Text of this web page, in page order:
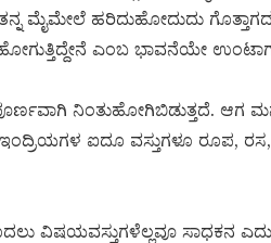
ತನ್ನ ಮೈಮೇಲೆ ಹರಿದುಹೋದುದು
ಎಂಬ ಭಾವನೆಯೇ
ನಿಂತುಹೋಗಿಬಿಡುತ್ತದೆ. ಆಗ
ಐದೂ ವಸ್ತುಗಳೂ ರೂಪ,
ವಿಷಯವಸ್ತುಗಳೆಲ್ಲವೂ ಸಾಧಕನ